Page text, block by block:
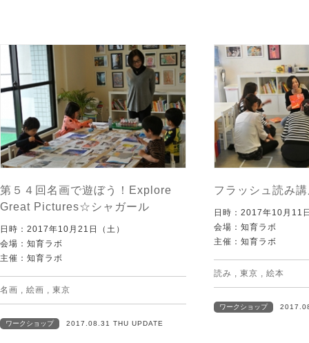
第５４回名画で遊ぼう！Explore
Great Pictures☆シャガール
日時：2017年10月21日（土）
会場：知育ラボ
主催：知育ラボ
名画 , 絵画 , 東京
ワークショップ 2017.08.31 THU UPDATE
フラッシュ読み
日時：2017年10月11
会場：知育ラボ
主催：知育ラボ
読み , 東京 , 絵本
ワークショップ